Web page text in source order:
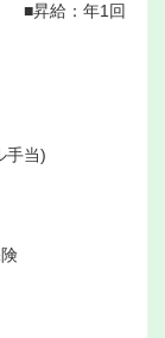
■昇給：年1回
手当)